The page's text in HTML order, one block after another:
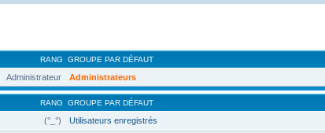
RANG GROUPE PAR DÉFAUT
Administrateur Administrateurs
RANG GROUPE PAR DÉFAUT
(°_°) Utilisateurs enregistrés